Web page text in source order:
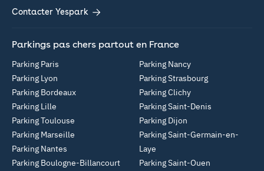
Contacter Yespark
Parkings pas chers partout en France
Parking Paris
Parking Lyon
Parking Bordeaux
Parking Lille
Parking Toulouse
Parking Marseille
Parking Nantes
Parking Boulogne-Billancourt
Parking Nancy
Parking Strasbourg
Parking Clichy
Parking Saint-Denis
Parking Dijon
Parking Saint-Germain-en-
Laye
Parking Saint-Ouen